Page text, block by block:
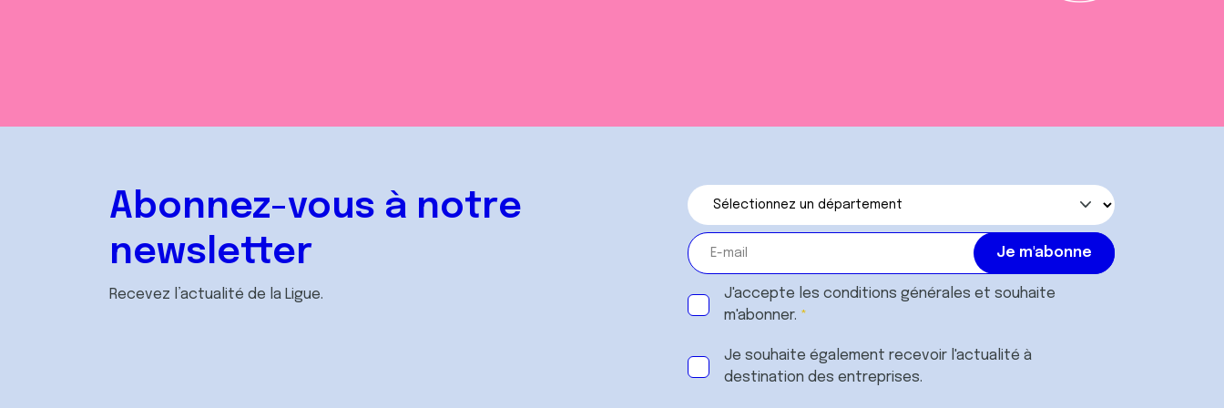
Abonnez-vous à notre
newsletter
Recevez l’actualité de la Ligue. J'accepte les conditions générales et souhaite
m'abonner.
Je souhaite également recevoir l'actualité à
destination des entreprises.